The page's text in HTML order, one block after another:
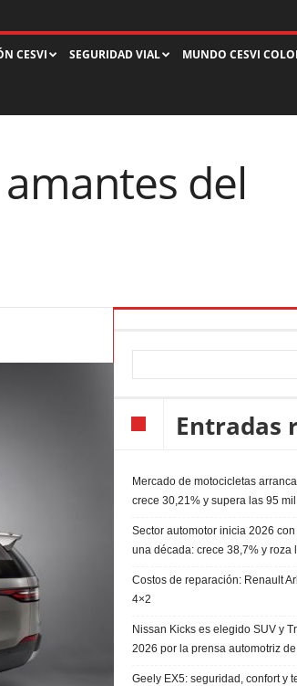
CESVI SEGURIDAD VIAL MUNDO CESVI
del
Entradas
Mercado de motocicletas
crece 30,21% y supera las 95
Sector automotor inicia 2026
una década: crece 38,7% y roza
Costos de reparación: Renault
4×2
Nissan Kicks es elegido SUV y
2026 por la prensa automotriz
Geely EX5: seguridad, confort y